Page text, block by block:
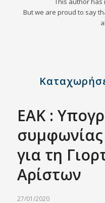
But we are proud to say
ΕΑΚ :
για τη
Αρίστων
27/01/2020